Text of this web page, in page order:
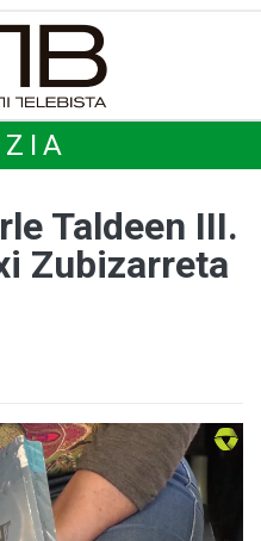
Taldeen III.
Zubizarreta